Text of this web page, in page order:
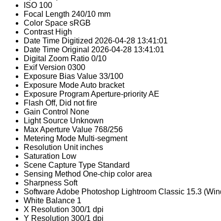
ISO 100
Focal Length 240/10 mm
Color Space sRGB
Contrast High
Date Time Digitized 2026-04-28 13:41:01
Date Time Original 2026-04-28 13:41:01
Digital Zoom Ratio 0/10
Exif Version 0300
Exposure Bias Value 33/100
Exposure ModeAuto bracket
Exposure ProgramAperture-priority AE
Flash Off, Did not fire
Gain Control None
Light Source Unknown
Max Aperture Value 768/256
Metering Mode Multi-segment
Resolution Unit inches
Saturation Low
Scene Capture Type Standard
Sensing Method One-chip color area
Sharpness Soft
SoftwareAdobe Photoshop Lightroom Classic 15.3
White Balance 1
X Resolution 300/1 dpi
Y Resolution 300/1 dpi